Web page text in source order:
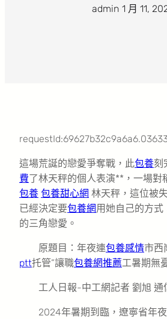
admin 1 月 11,
這場荒誕的戀愛爭奪戰，此包養刻
費了林天秤的個人表演**，一場對
包養 包養甜心網 林天秤，這位被
已經決定要包養網用她自己的方
的三角戀愛。
原題目：年夜連包養感情市西
ptt托管”讓職包養網推薦工暑期無
工人日報-中工網記者 劉旭 通
2024年暑期到臨，遼寧省年